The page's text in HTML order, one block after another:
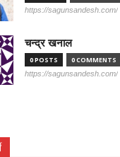
https://sagunsandesh.com/
चन्द्र खनाल
0 POSTS 0 COMMENTS
https://sagunsandesh.com/